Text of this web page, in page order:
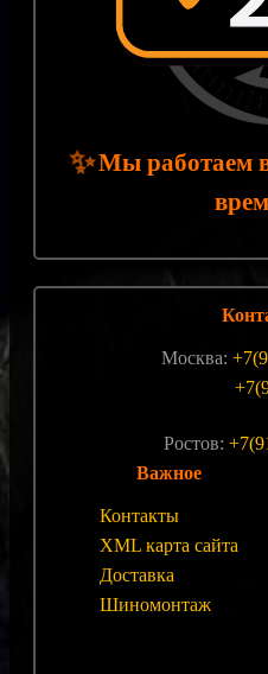
✨Мы работаем в
Москва:
Ростов:
Важное
Контакты
XML карта сайта
Доставка
Шиномонтаж